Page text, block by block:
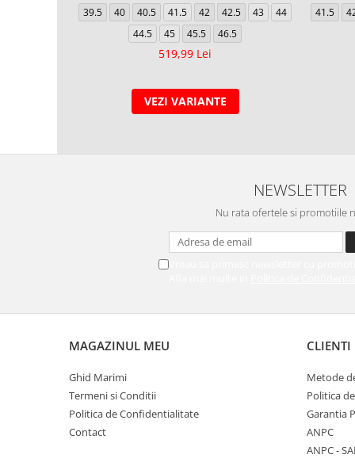
39.5 40 40.5 41.5 42 42.5 43
44
44.5
45 45.5 46.5
519,99 Lei
VEZI VARIANTE
41.5
NEWSLETTER
Nu rata ofertele si promotiile
Vreau sa primesc newsletter cu
MAGAZINUL MEU
Ghid Marimi
Termeni si Conditii
Politica de Confidentialitate
Contact
CLIENTI
Metode
Politica
Garantia
ANPC
ANPC -